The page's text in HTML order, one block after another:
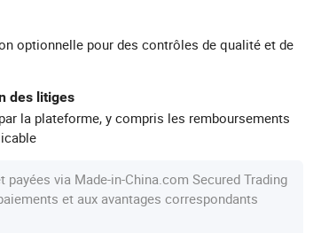
optionnelle pour des contrôles de qualité et de
des litiges
la plateforme, y compris les remboursements
via Made-in-China.com Secured Trading
et aux avantages correspondants